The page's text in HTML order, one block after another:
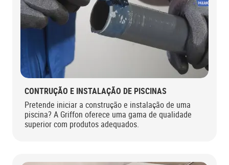
CONTRUÇÃO E INSTALAÇÃO DE PISCINAS
Pretende iniciar a construção e instalação de uma
piscina? A Griffon oferece uma gama de qualidade
superior com produtos adequados.